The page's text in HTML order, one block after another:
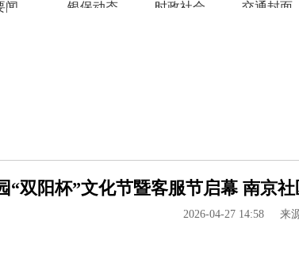
闻 银保动态 时政社会 交通封面
“双阳杯”文化节暨客服节启幕 南京
2026-04-27 14:58 来